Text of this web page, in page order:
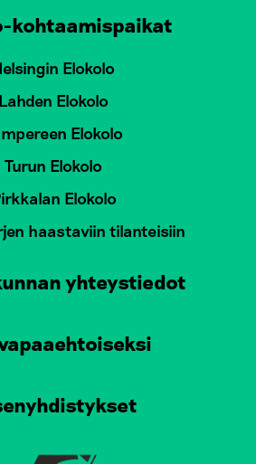
kohtaamispaikat
Elokolo
Lahden Elokolo
Elokolo
Turun Elokolo
Elokolo
haastaviin tilanteisiin
yhteystiedot